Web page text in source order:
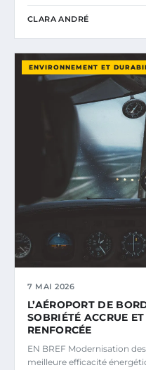
CLARA ANDRÉ
ENVIRONNEMENT ET
7 MAI 2026
L’AÉROPORT DE
SOBRIÉTÉ ACCRUE
RENFORCÉE
EN BREF Modernisation
meilleure efficacité